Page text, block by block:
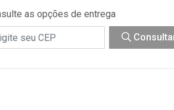
as opções de entrega